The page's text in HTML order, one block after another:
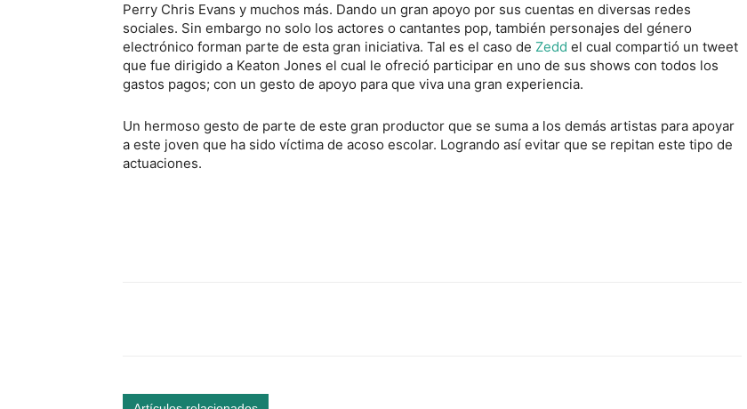
Perry Chris Evans y muchos más. Dando un gran apoyo por sus cuentas en diversas redes
sociales. Sin embargo no solo los actores o cantantes pop, también personajes del género
electrónico forman parte de esta gran iniciativa. Tal es el caso de Zedd el cual compartió un tweet
que fue dirigido a Keaton Jones el cual le ofreció participar en uno de sus shows con todos los
gastos pagos; con un gesto de apoyo para que viva una gran experiencia.
Un hermoso gesto de parte de este gran productor que se suma a los demás artistas para apoyar
a este joven que ha sido víctima de acoso escolar. Logrando así evitar que se repitan este tipo de
actuaciones.